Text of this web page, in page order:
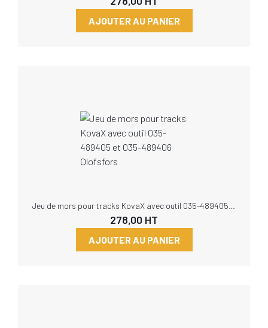
AJOUTER AU PANIER
278,00 HT
AJOUTER AU PANIER